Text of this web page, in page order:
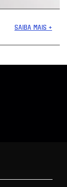
SAIBA MAIS +